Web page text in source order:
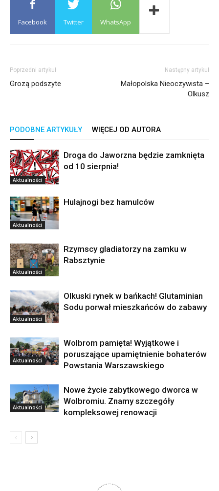
Facebook Twitter WhatsApp
Poprzedni artykuł
Grozą podszyte
Następny artykuł
Małopolska Nieoczywista –
Olkusz
PODOBNE ARTYKUŁY WIĘCEJ OD AUTORA
Aktualności
Droga do Jaworzna będzie zamknięta
od 10 sierpnia!
Aktualności
Hulajnogi bez hamulców
Aktualności
Rzymscy gladiatorzy na zamku w
Rabsztynie
Aktualności
Olkuski rynek w bańkach! Glutaminian
Sodu porwał mieszkańców do zabawy
Aktualności
Wolbrom pamięta! Wyjątkowe i
poruszające upamiętnienie bohaterów
Powstania Warszawskiego
Aktualności
Nowe życie zabytkowego dworca w
Wolbromiu. Znamy szczegóły
kompleksowej renowacji